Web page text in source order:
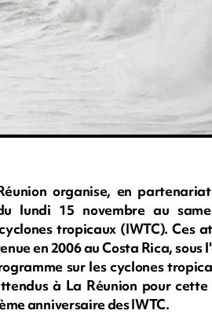
organise, en
lundi 15 novembre au
tropicaux (IWTC). Ces
en 2006 au Costa Rica, sous
sur les cyclones
à La Réunion pour cette
anniversaire des IWTC.